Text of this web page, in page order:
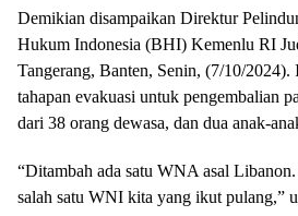
Demikian disampaikan Direktur
Hukum Indonesia (BHI) Kemenlu RI
Tangerang, Banten, Senin, (7/10/2024).
tahapan evakuasi untuk pengembalian
dari 38 orang dewasa, dan dua anak-
“Ditambah ada satu WNA asal
salah satu WNI kita yang ikut pulang,”